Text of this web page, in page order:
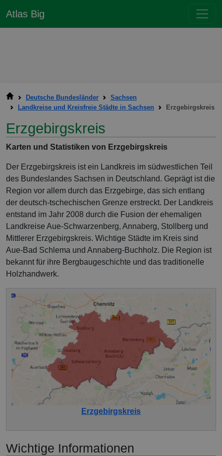
Atlas Big
Deutsche Bundesländer
Sachsen
Landkreise und Kreisfreie Städte in Sachsen
Erzgebirgskreis
Erzgebirgskreis
Karten und Statistiken von Erzgebirgskreis
Der Erzgebirgskreis ist ein Landkreis im südwestlichen Teil
des Bundeslandes Sachsen in Deutschland. Geprägt ist die
Region vor allem durch das Erzgebirge, das sich entlang
der deutsch-tschechischen Grenze erstreckt. Der Landkreis
entstand im Jahr 2008 durch die Fusion der ehemaligen
Landkreise Aue-Schwarzenberg, Annaberg, Stollberg und
Mittlerer Erzgebirgskreis. Wichtige Städte im Kreis sind
Aue-Bad Schlema und Annaberg-Buchholz. Die Region ist
bekannt für ihre Bergbaugeschichte und das traditionelle
Holzhandwerk.
Erzgebirgskreis
Wichtige Informationen